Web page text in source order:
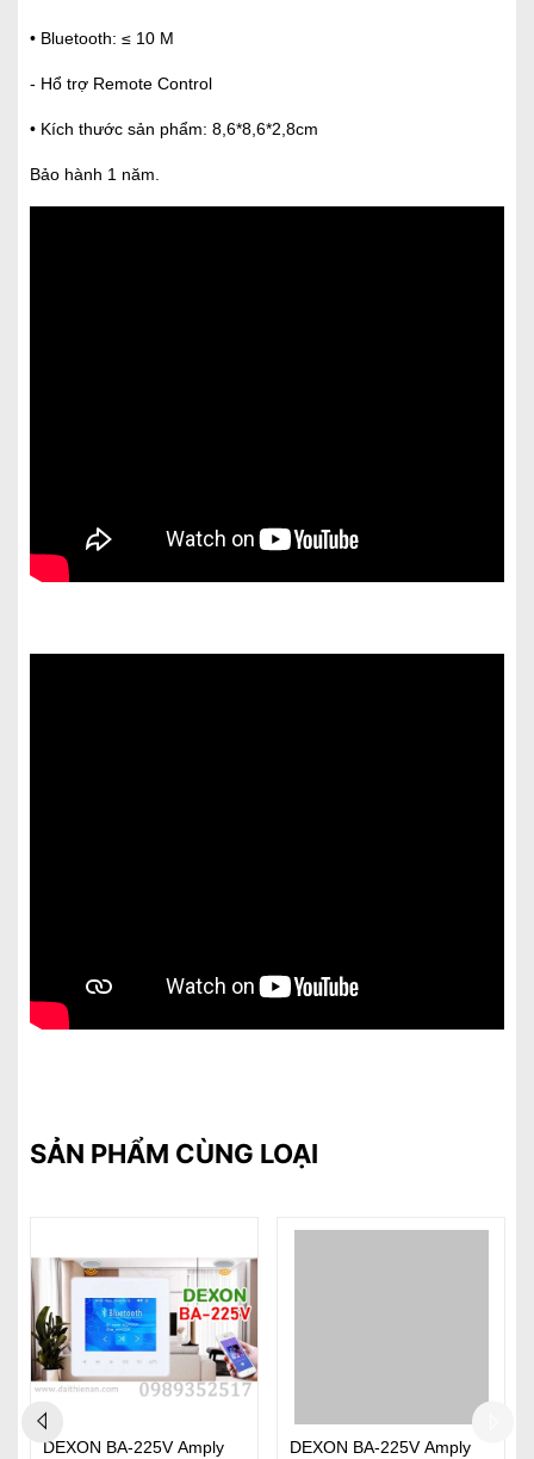
• Bluetooth: ≤ 10 M
- Hổ trợ Remote Control
• Kích thước sản phẩm: 8,6*8,6*2,8cm
Bảo hành 1 năm.
SẢN PHẨM CÙNG LOẠI
DEXON BA-225V Amply
DEXON BA-225V Amply